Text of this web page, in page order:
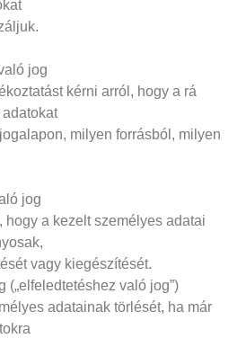
jog
kérni arról, hogy a rá
milyen forrásból, milyen
jog
hogy a kezelt személyes adatai
vagy kiegészítését.
(„elfeledtetéshez való jog”)
adatainak törlését, ha már